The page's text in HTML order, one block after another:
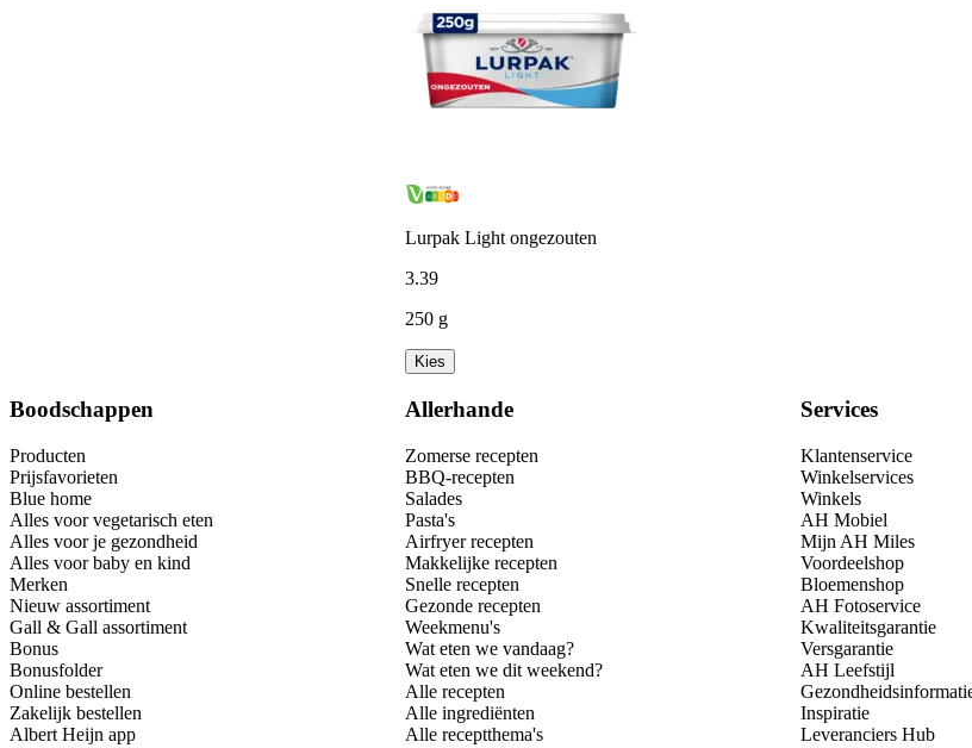
Lurpak Light ongezouten
3.39
250 g
Kies
Boodschappen
Producten
Prijsfavorieten
Blue home
Alles voor vegetarisch eten
Alles voor je gezondheid
Alles voor baby en kind
Merken
Nieuw assortiment
Gall & Gall assortiment
Bonus
Bonusfolder
Online bestellen
Zakelijk bestellen
Albert Heijn app
Allerhande
Zomerse recepten
BBQ-recepten
Salades
Pasta's
Airfryer recepten
Makkelijke recepten
Snelle recepten
Gezonde recepten
Weekmenu's
Wat eten we vandaag?
Wat eten we dit weekend?
Alle recepten
Alle ingrediënten
Alle receptthema's
Services
Klantenservice
Winkelservices
Winkels
AH Mobiel
Mijn AH Miles
Voordeelshop
Bloemenshop
AH Fotoservice
Kwaliteitsgarantie
Versgarantie
AH Leefstijl
Inspiratie
Leveranciers Hub